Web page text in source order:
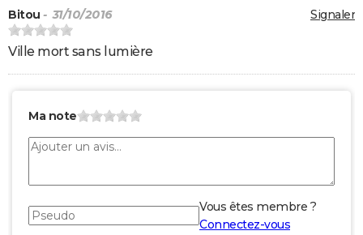
Signaler
Bitou - 31/10/2016
Ville mort sans lumière
Ma note
Vous êtes membre ?
Connectez-vous